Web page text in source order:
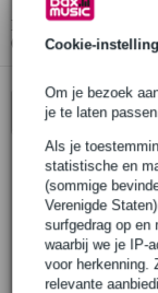
Cookie-
Om je bezoek
je te laten
Als je
statistische en
(sommige
Verenigde
surfgedrag op en
waarbij we je IP-
voor herkenning.
relevante
Nog 4 stuks op
(en extra voorraad
Bestel voor
30 dagen 'niet
3 jaar Bax